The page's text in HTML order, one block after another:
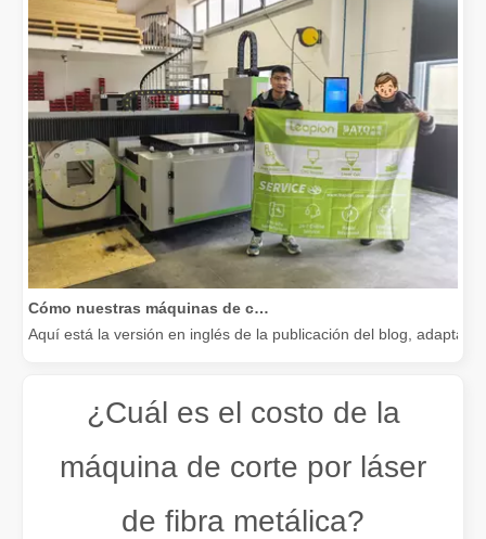
Cómo nuestras máquinas de corte por láser están fortaleciendo la fabricación mexicana
Aquí está la versión en inglés de la publicación del blog,
¿Cuál es el costo de la
máquina de corte por láser
de fibra metálica?